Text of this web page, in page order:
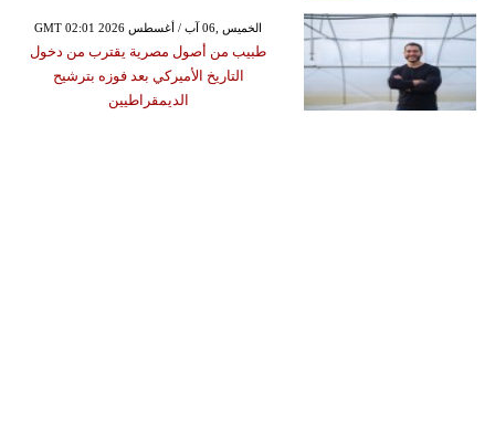
GMT 02:01 2026 الخميس ,06 آب / أغسطس
طبيب من أصول مصرية يقترب من دخول
التاريخ الأميركي بعد فوزه بترشيح
الديمقراطيين